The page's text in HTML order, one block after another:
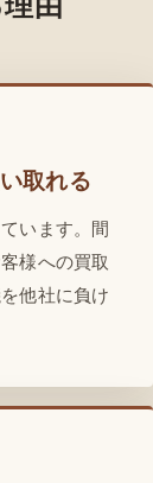
取れる
います。間
様への買取
他社に負け